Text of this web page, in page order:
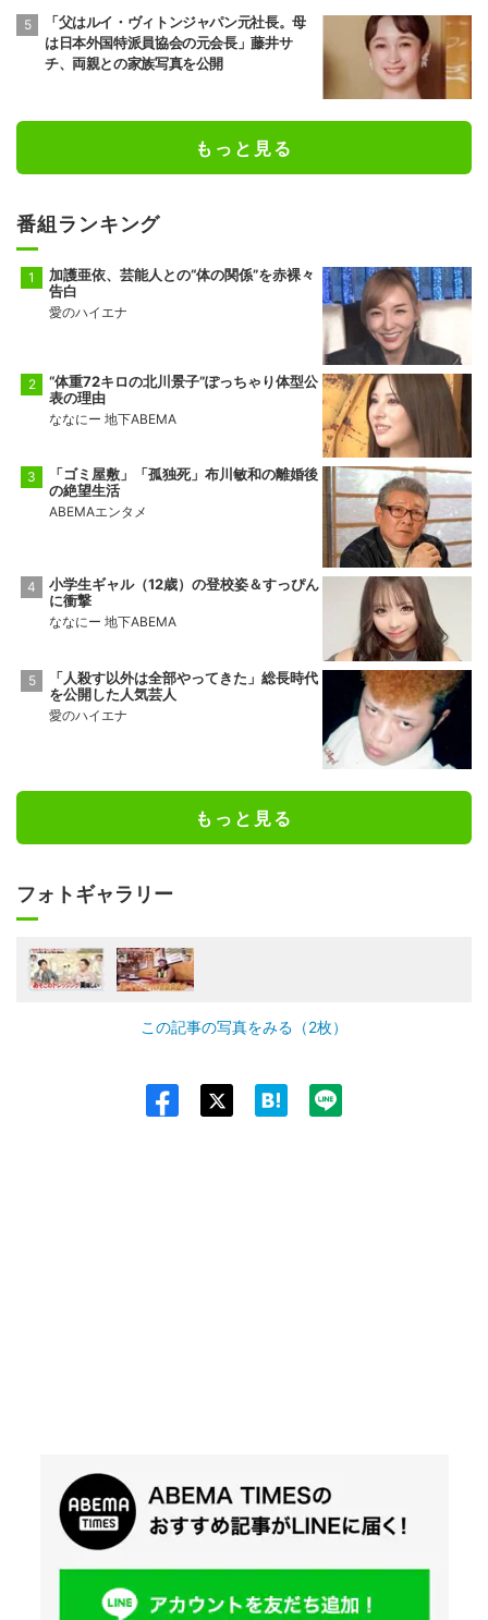
「父はルイ・ヴィトンジャパン元社長。母
は日本外国特派員協会の元会長」藤井サ
チ、両親との家族写真を公開
もっと見る
番組ランキング
加護亜依、芸能人との“体の関係”を赤裸々
告白
愛のハイエナ
“体重72キロの北川景子”ぽっちゃり体型公
表の理由
ななにー 地下ABEMA
「ゴミ屋敷」「孤独死」布川敏和の離婚後
の絶望生活
ABEMAエンタメ
小学生ギャル（12歳）の登校姿＆すっぴん
に衝撃
ななにー 地下ABEMA
「人殺す以外は全部やってきた」総長時代
を公開した人気芸人
愛のハイエナ
もっと見る
フォトギャラリー
この記事の写真をみる（2枚）